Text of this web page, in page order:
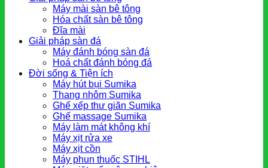
Máy mài sàn bê tông
Hóa chất sàn bê tông
Đĩa mài
Giải pháp sàn đá
Máy đánh bóng sàn đá
Hoá chất đánh bóng đá
Đời sống & Tiện ích
Máy hút bụi Sumika
Thang nhôm Sumika
Ghế xếp thư giãn Sumika
Ghế massage Sumika
Máy làm mát không khí
Máy xịt rửa xe
Máy xịt cồn
Máy phun thuốc STIHL